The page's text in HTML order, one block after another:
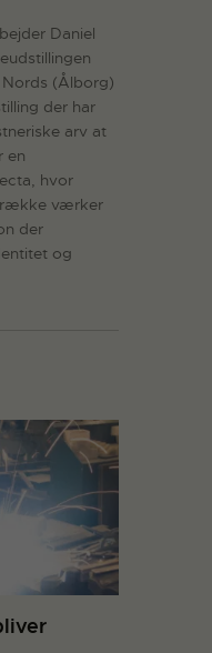
Daniel
Nords (Ålborg)
der har
arv at
en
hvor
række værker
der
og